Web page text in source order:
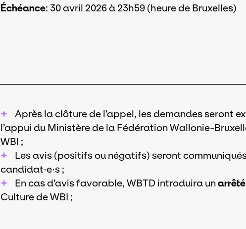
Échéance: 30 avril 2026 à 23h59 (heure de Bruxelles)
Après la clôture de l’appel, les demandes seront
l’appui du Ministère de la Fédération Wallonie-
WBI ;
Les avis (positifs ou négatifs) seront
candidat·e·s ;
En cas d’avis favorable, WBTD introduira un
Culture de WBI ;